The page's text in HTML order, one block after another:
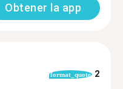
Obtener la app
format_quote 2